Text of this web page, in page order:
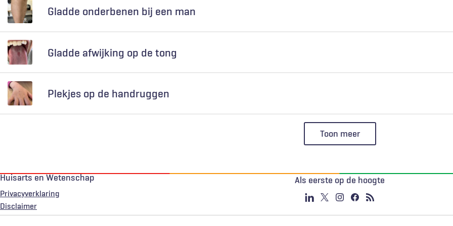
Gladde onderbenen bij een man
Gladde afwijking op de tong
Plekjes op de handruggen
Toon meer
Huisarts en Wetenschap
Privacyverklaring
Voet
Disclaimer
Als eerste op de hoogte